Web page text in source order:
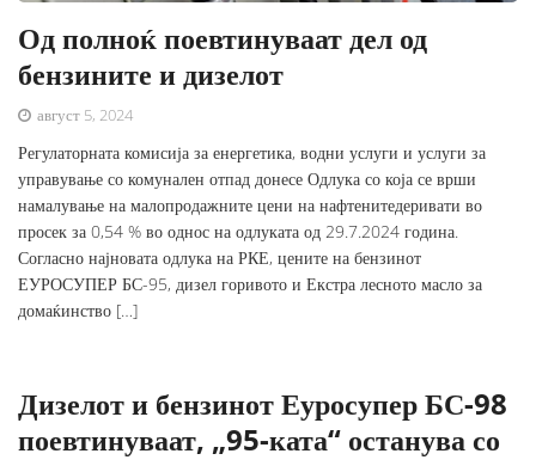
Од полноќ поевтинуваат дел од
бензините и дизелот
август 5, 2024
Регулаторната комисија за енергетика, водни услуги и услуги за
управување со комунален отпад донесе Одлука со која се врши
намалување на малопродажните цени на нафтенитедеривати во
просек за 0,54 % во однос на одлуката од 29.7.2024 година.
Согласно најновата одлука на РКЕ, цените на бензинот
ЕУРОСУПЕР БС-95, дизел горивото и Екстра лесното масло за
домаќинство […]
Дизелот и бензинот Еуросупер БС-98
поевтинуваат, „95-ката“ останува со